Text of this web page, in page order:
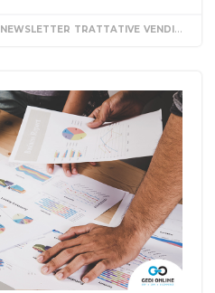
NEWSLETTER TRATTATIVE VENDITA